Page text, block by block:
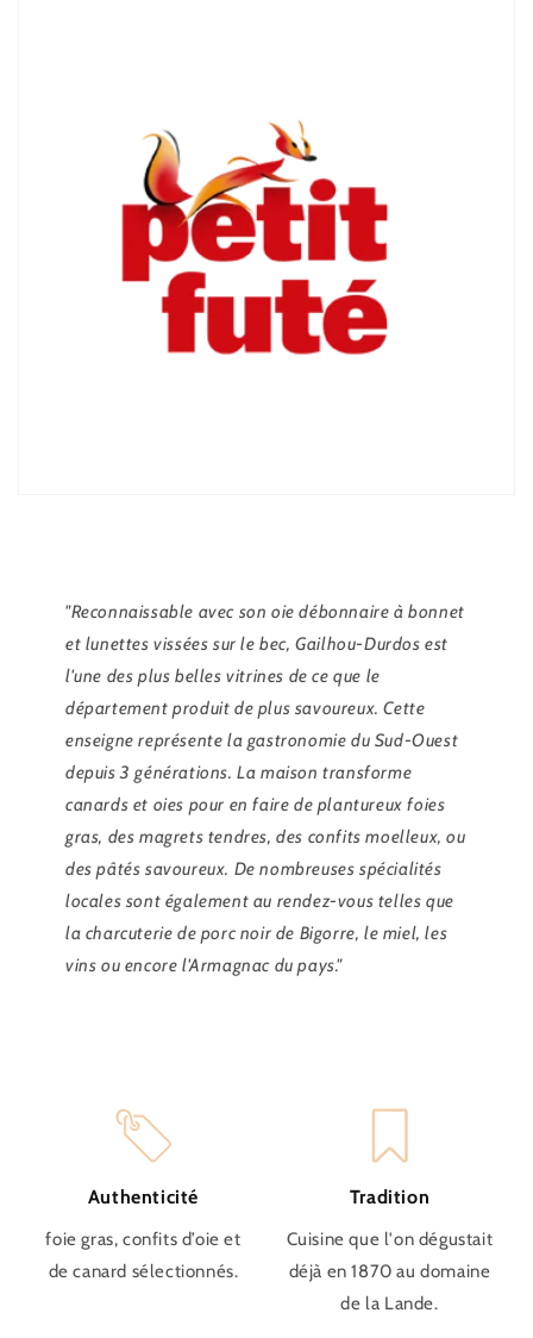
"Reconnaissable avec son oie débonnaire à bonnet
et lunettes vissées sur le bec, Gailhou-Durdos est
l'une des plus belles vitrines de ce que le
département produit de plus savoureux. Cette
enseigne représente la gastronomie du Sud-Ouest
depuis 3 générations. La maison transforme
canards et oies pour en faire de plantureux foies
gras, des magrets tendres, des confits moelleux, ou
des pâtés savoureux. De nombreuses spécialités
locales sont également au rendez-vous telles que
la charcuterie de porc noir de Bigorre, le miel, les
vins ou encore l'Armagnac du pays."
Authenticité
foie gras, confits d’oie et
de canard sélectionnés.
Tradition
Cuisine que l'on dégustait
déjà en 1870 au domaine
de la Lande.